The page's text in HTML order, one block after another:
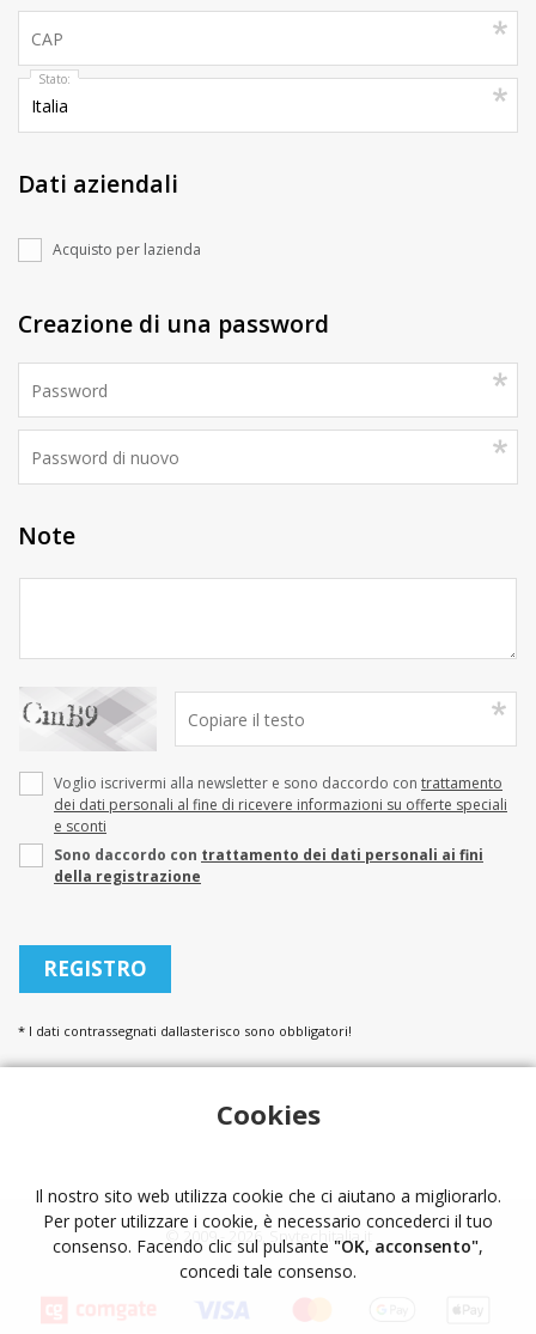
Stato:
Dati aziendali
Acquisto per lazienda
Creazione di una password
Note
Voglio iscrivermi alla newsletter e sono daccordo con trattamento
dei dati personali al fine di ricevere informazioni su offerte speciali
e sconti
Sono daccordo con trattamento dei dati personali ai fini
della registrazione
* I dati contrassegnati dallasterisco sono obbligatori!
© 2009 - 2026, Spytechitalia.it
Cookies
Il nostro sito web utilizza cookie che ci aiutano a migliorarlo.
Per poter utilizzare i cookie, è necessario concederci il tuo
consenso. Facendo clic sul pulsante "OK, acconsento",
concedi tale consenso.